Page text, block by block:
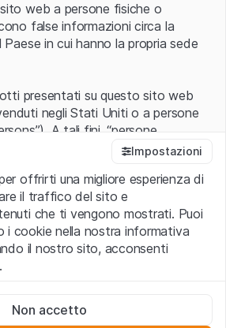
web a persone fisiche o
false informazioni circa la
in cui hanno la propria sede
presentati su questo sito web
negli Stati Uniti o a persone
A tali fini, “persone
nel significato ad esse ascritto
residenti negli Stati Uniti
per azioni e le altre forme societarie
e informazioni legali
(di seguito, il “Sito”) si dichiara
e le condizioni di utilizzo ivi rese
Impostazioni
offrirti una migliore esperienza di
il traffico del sito e
che ti vengono mostrati. Puoi
i cookie nella nostra informativa
il nostro sito, acconsenti
per il funzionamento del sito
Non accetto